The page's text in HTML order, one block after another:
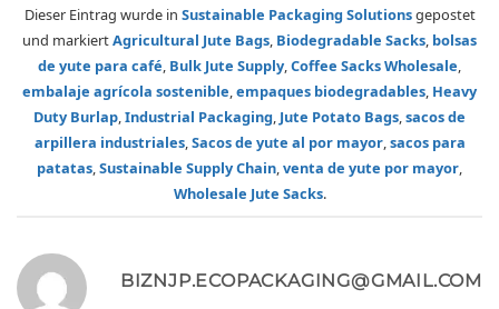
Dieser Eintrag wurde in Sustainable Packaging Solutionsgepostet
und markiertAgricultural Jute Bags, Biodegradable Sacks, bolsas
de yute para café, Bulk Jute Supply,Coffee Sacks Wholesale,
embalaje agrícola sostenible,empaques biodegradables, Heavy
Duty Burlap,Industrial Packaging, Jute Potato Bags,sacos de
arpillera industriales,Sacos de yute al por mayor,sacos para
patatas,Sustainable Supply Chain,venta de yute por mayor,
Wholesale Jute Sacks.
BIZNJP.ECOPACKAGING@GMAIL.COM